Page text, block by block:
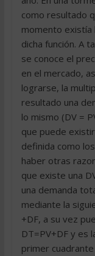
como resultado
momento existía
dicha función. A
se conoce el
en el mercado,
lograrse, la
resultado una
lo mismo (DV =
que puede
definida como
haber otras
que existe una
una demanda
mediante la
+DF, a su vez
DT=PV+DF y es
primer